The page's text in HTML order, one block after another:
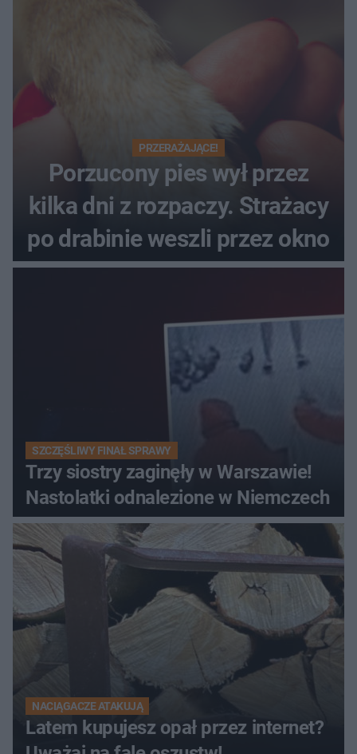
PRZERAŻAJĄCE!
Porzucony pies wył przez
kilka dni z rozpaczy. Strażacy
po drabinie weszli przez okno
SZCZĘŚLIWY FINAŁ SPRAWY
Trzy siostry zaginęły w Warszawie!
Nastolatki odnalezione w Niemczech
NACIĄGACZE ATAKUJĄ
Latem kupujesz opał przez internet?